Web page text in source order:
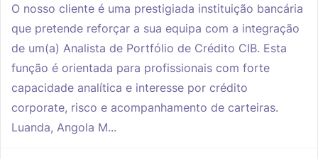
O nosso cliente é uma prestigiada instituição bancária
que pretende reforçar a sua equipa com a integração
de um(a) Analista de Portfólio de Crédito CIB. Esta
função é orientada para profissionais com forte
capacidade analítica e interesse por crédito
corporate, risco e acompanhamento de carteiras.
Luanda, Angola M...